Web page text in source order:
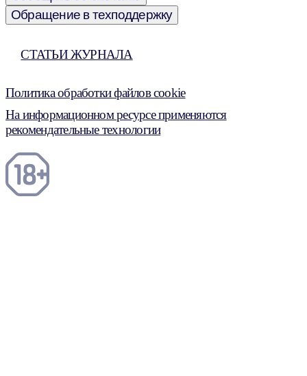
Обращение в техподдержку
СТАТЬИ ЖУРНАЛА
Политика обработки файлов cookie
На информационном ресурсе применяются
рекомендательные технологии